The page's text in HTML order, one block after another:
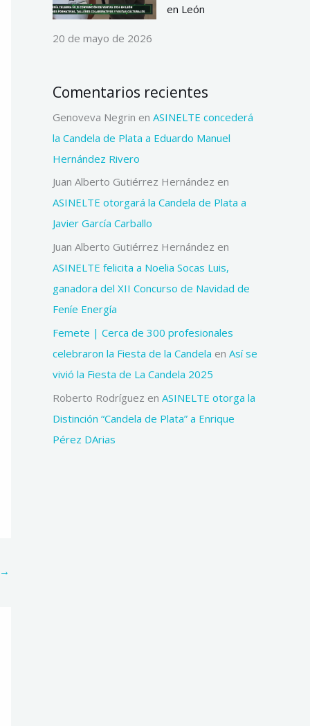
→
en León
20 de mayo de 2026
Comentarios recientes
Genoveva Negrin en ASINELTE concederá
la Candela de Plata a Eduardo Manuel
Hernández Rivero
Juan Alberto Gutiérrez Hernández en
ASINELTE otorgará la Candela de Plata a
Javier García Carballo
Juan Alberto Gutiérrez Hernández en
ASINELTE felicita a Noelia Socas Luis,
ganadora del XII Concurso de Navidad de
Feníe Energía
Femete | Cerca de 300 profesionales
celebraron la Fiesta de la Candela en Así se
vivió la Fiesta de La Candela 2025
Roberto Rodríguez en ASINELTE otorga la
Distinción “Candela de Plata” a Enrique
Pérez DArias